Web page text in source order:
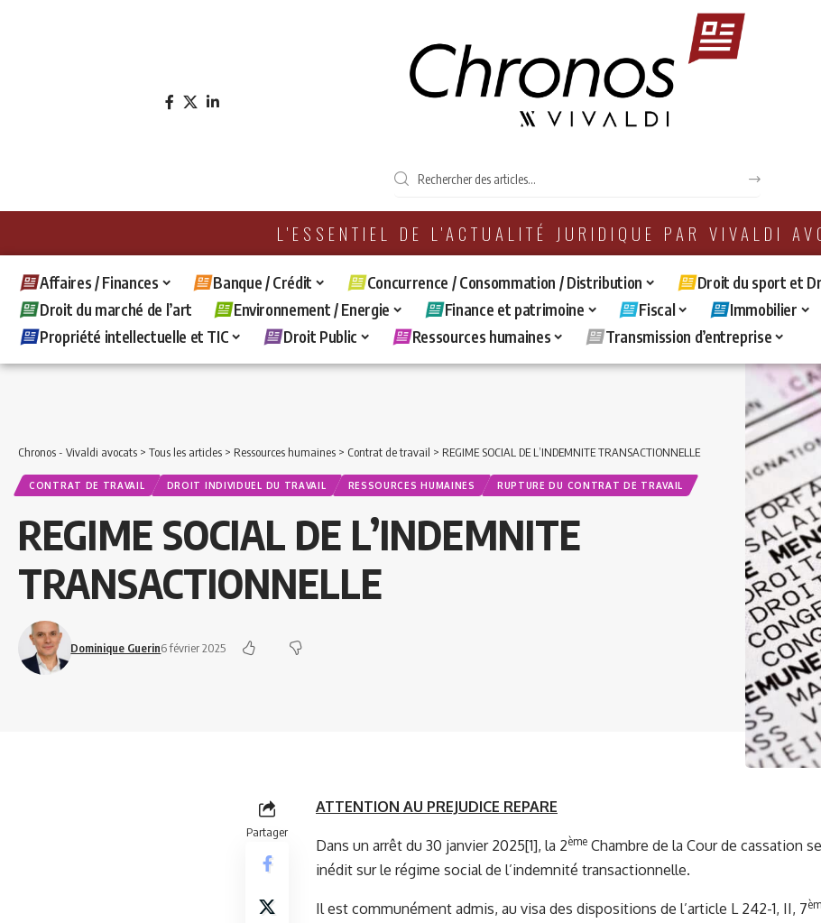
L'ESSENTIEL DE L'ACTUALITÉ JURIDIQUE PAR VIVALDI
Affaires / Finances Banque / Crédit Concurrence / Consommation / Distribution
Droit du sport et
Droit du marché de l’art
Environnement / Energie Finance et patrimoine Fiscal Immobilier
Propriété intellectuelle et TIC
Droit Public Ressources humaines Transmission d’entreprise
Chronos - Vivaldi avocats > Tous les articles > Ressources humaines > Contrat de travail > REGIME SOCIAL DE L’INDEMNITE TRANSACTIONNELLE
CONTRAT DE TRAVAIL DROIT INDIVIDUEL DU TRAVAIL RESSOURCES HUMAINES RUPTURE DU CONTRAT DE TRAVAIL
REGIME SOCIAL DE L’INDEMNITE
TRANSACTIONNELLE
Dominique Guerin6 février 2025
Partager
ATTENTION AU PREJUDICE REPARE
Dans un arrêt du 30 janvier 2025[1], la 2ème Chambre de la Cour de cassation
inédit sur le régime social de l’indemnité transactionnelle.
Il est communément admis, au visa des dispositions de l’article L 242-1, II, 7